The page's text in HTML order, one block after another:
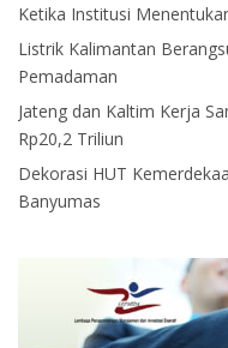
Ketika Institusi
Listrik Kalimantan
Pemadaman
Jateng dan Kaltim Kerja
Rp20,2 Triliun
Dekorasi HUT
Banyumas